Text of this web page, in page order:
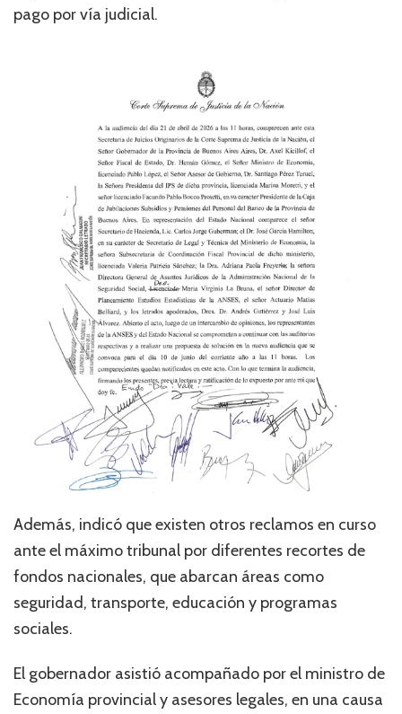
pago por vía judicial.
Además, indicó que existen otros reclamos en curso
ante el máximo tribunal por diferentes recortes de
fondos nacionales, que abarcan áreas como
seguridad, transporte, educación y programas
sociales.
El gobernador asistió acompañado por el ministro de
Economía provincial y asesores legales, en una causa